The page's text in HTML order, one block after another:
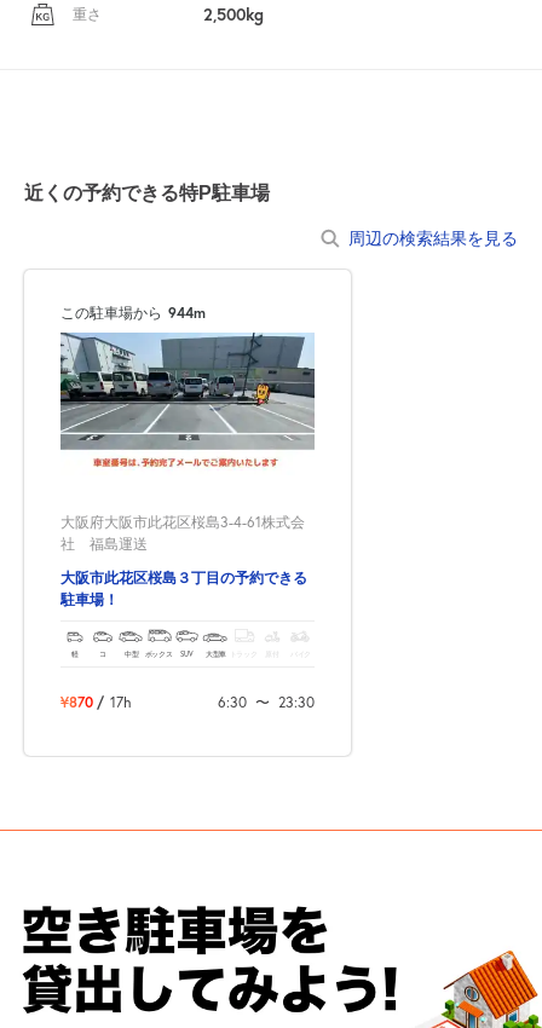
重さ 2,500kg
近くの予約できる特P駐車場
周辺の検索結果を見る
この駐車場から 944m
大阪府大阪市此花区桜島3-4-61株式会
社 福島運送
大阪市此花区桜島３丁目の予約できる
駐車場！
軽 コ 中型 ボックス SUV 大型車 トラック バイク
¥870 / 17h 6:30 〜 23:30
で自宅の空き駐車場
貸出
売上GET！ 費用ゼロ